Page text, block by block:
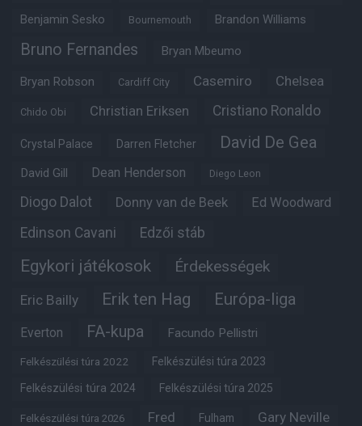
Benjamin Sesko Bournemouth Brandon Williams
Bruno Fernandes Bryan Mbeumo
Bryan Robson Cardiff City Casemiro Chelsea
Chido Obi Christian Eriksen Cristiano Ronaldo
Crystal Palace Darren Fletcher David De Gea
David Gill Dean Henderson Diego Leon
Diogo Dalot Donny van de Beek Ed Woodward
Edinson Cavani Edzői stáb
Egykori játékosok Érdekességek
Eric Bailly Erik ten Hag Európa-liga
Everton FA-kupa Facundo Pellistri
Felkészülési túra 2022 Felkészülési túra 2023
Felkészülési túra 2024 Felkészülési túra 2025
Felkészülési túra 2026 Fred Fulham Gary Neville